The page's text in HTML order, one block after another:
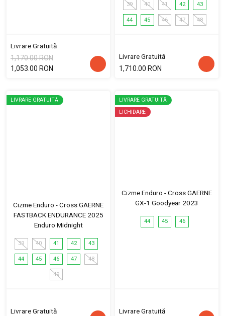
Livrare Gratuită
1,170.00 RON
1,053.00 RON
39 40 41 42 43
44 45 46 47 48
Livrare Gratuită
1,710.00 RON
LIVRARE GRATUITĂ
Cizme Enduro - Cross GAERNE
FASTBACK ENDURANCE 2025
Enduro Midnight
39 40 41 42 43
44 45 46 47 48
49
Livrare Gratuită
LIVRARE GRATUITĂ
LICHIDARE
Cizme Enduro - Cross GAERNE
GX-1 Goodyear 2023
44 45 46
Livrare Gratuită